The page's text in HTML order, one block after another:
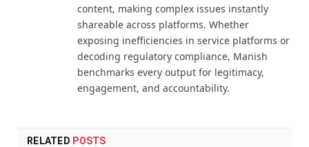
content, making complex issues instantly
shareable across platforms. Whether
exposing inefficiencies in service platforms or
decoding regulatory compliance, Manish
benchmarks every output for legitimacy,
engagement, and accountability.
RELATED POSTS